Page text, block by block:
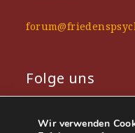
Folge uns
Wir verwenden